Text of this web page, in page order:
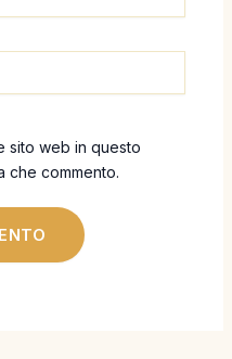
sito web in questo
che commento.